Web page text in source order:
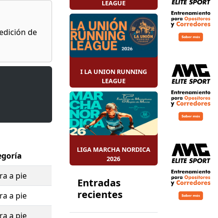
sino
de
a pie
a pie
a pie
LEAGUE
I LA UNION RUNNING
LEAGUE
LIGA MARCHA NORDICA
2026
Entradas
recientes